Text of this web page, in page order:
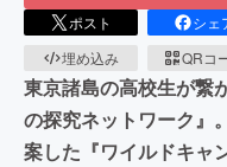
ポスト シェ
埋め込み
QRコ
東京諸島の高校生が繋
の探究ネットワーク』
案した『ワイルドキャ